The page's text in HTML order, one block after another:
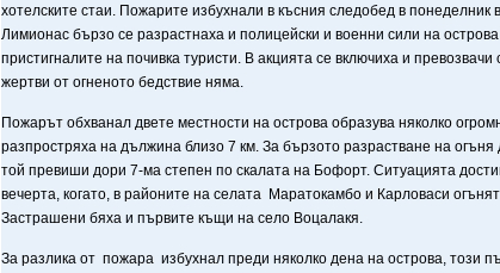
хотелските стаи. Пожарите избухнали в късния следобед в
Лимионас бързо се разрастнаха и полицейски и военни сили на
пристигналите на почивка туристи. В акцията се включиха и
жертви от огненото бедствие няма.
Пожарът обхванал двете местности на острова образува няколко
разпростряха на дължина близо 7 км. За бързото разрастване на
той превиши дори 7-ма степен по скалата на Бофорт. Ситуацията
вечерта, когато, в районите на селата Маратокамбо и Карловаси
Застрашени бяха и първите къщи на село Воцалакя.
За разлика от пожара избухнал преди няколко дена на острова, този